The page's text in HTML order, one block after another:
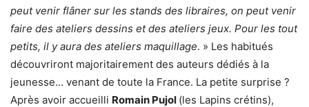
peut venir flâner sur les stands des libraires, on peut venir
faire des ateliers dessins et des ateliers jeux. Pour les tout
petits, il y aura des ateliers maquillage. » Les habitués
découvriront majoritairement des auteurs dédiés à la
jeunesse… venant de toute la France. La petite surprise ?
Après avoir accueilli Romain Pujol (les Lapins crétins),